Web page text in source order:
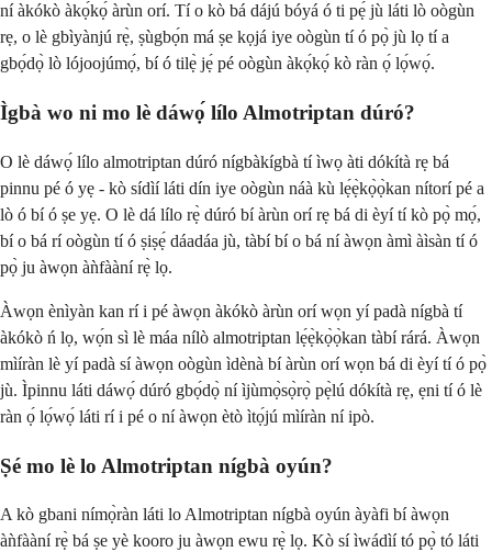
ní àkókò àkọ́kọ́ àrùn orí. Tí o kò bá dájú bóyá ó ti pẹ́ jù láti lò oògùn
rẹ, o lè gbìyànjú rẹ̀, ṣùgbọ́n má ṣe kọjá iye oògùn tí ó pọ̀ jù lọ tí a
gbọ́dọ̀ lò lójoojúmọ́, bí ó tilẹ̀ jẹ́ pé oògùn àkọ́kọ́ kò ràn ọ́ lọ́wọ́.
Ìgbà wo ni mo lè dáwọ́ lílo Almotriptan dúró?
O lè dáwọ́ lílo almotriptan dúró nígbàkígbà tí ìwọ àti dókítà rẹ bá
pinnu pé ó yẹ - kò sídìí láti dín iye oògùn náà kù lẹ́ẹ̀kọ̀ọ̀kan nítorí pé a
lò ó bí ó ṣe yẹ. O lè dá lílo rẹ̀ dúró bí àrùn orí rẹ bá di èyí tí kò pọ̀ mọ́,
bí o bá rí oògùn tí ó ṣiṣẹ́ dáadáa jù, tàbí bí o bá ní àwọn àmì àìsàn tí ó
pọ̀ ju àwọn àǹfààní rẹ̀ lọ.
Àwọn ènìyàn kan rí i pé àwọn àkókò àrùn orí wọn yí padà nígbà tí
àkókò ń lọ, wọ́n sì lè máa nílò almotriptan lẹ́ẹ̀kọ̀ọ̀kan tàbí rárá. Àwọn
mìíràn lè yí padà sí àwọn oògùn ìdènà bí àrùn orí wọn bá di èyí tí ó pọ̀
jù. Ìpinnu láti dáwọ́ dúró gbọ́dọ̀ ní ìjùmọ̀sọ̀rọ̀ pẹ̀lú dókítà rẹ, ẹni tí ó lè
ràn ọ́ lọ́wọ́ láti rí i pé o ní àwọn ètò ìtọ́jú mìíràn ní ipò.
Ṣé mo lè lo Almotriptan nígbà oyún?
A kò gbani nímọ̀ràn láti lo Almotriptan nígbà oyún àyàfi bí àwọn
àǹfààní rẹ̀ bá ṣe yè kooro ju àwọn ewu rẹ̀ lọ. Kò sí ìwádìí tó pọ̀ tó láti